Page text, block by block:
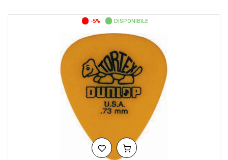
-5% DISPONIBILE